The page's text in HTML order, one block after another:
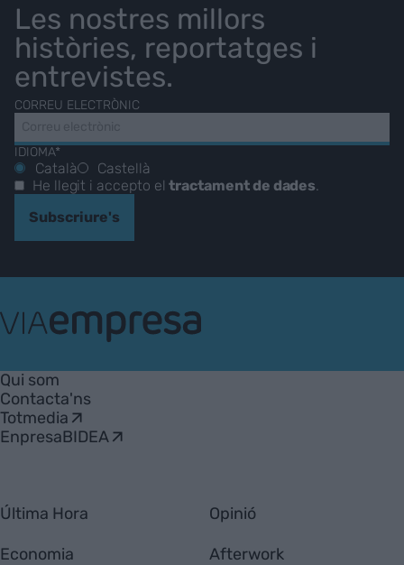
Les nostres millors
històries, reportatges i
entrevistes.
CORREU ELECTRÒNIC
IDIOMA*
Català
Castellà
He llegit i accepto eltractament de dades
Subscriure's
Empresa
Qui som
Contacta'ns
Totmedia
EnpresaBIDEA
Última Hora
Economia
Opinió
Afterwork